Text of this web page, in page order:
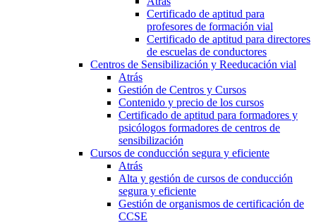
Certificado de aptitud para
profesores de formación vial
Certificado de aptitud para directores
de escuelas de conductores
Centros de Sensibilización y Reeducación vial
Atrás
Gestión de Centros y Cursos
Contenido y precio de los cursos
Certificado de aptitud para formadores y
psicólogos formadores de centros de
sensibilización
Cursos de conducción segura y eficiente
Atrás
Alta y gestión de cursos de conducción
segura y eficiente
Gestión de organismos de certificación de
CCSE